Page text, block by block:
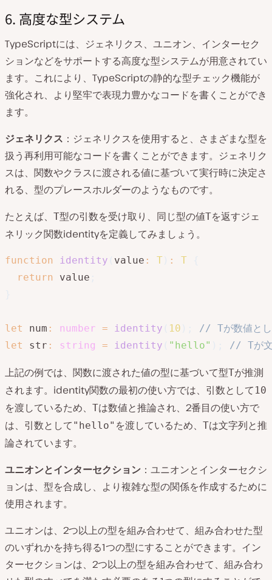
6. 高度な型システム
TypeScriptには、ジェネリクス、ユニオン、インターセク
ションなどをサポートする高度な型システムが用意されてい
ます。これにより、TypeScriptの静的な型チェック機能が
強化され、より堅牢で表現力豊かなコードを書くことができ
ます。
ジェネリクス ：ジェネリクスを使用すると、さまざまな型を
扱う再利用可能なコードを書くことができます。ジェネリク
スは、関数やクラスに渡される値に基づいて実行時に決定さ
れる、型のプレースホルダーのようなものです。
たとえば、 T型の引数を受け取り、同じ型の値Tを返すジェ
ネリック関数identityを定義してみましょう。
function identity value : T : T
return value
let num : number = identity 10
// Tが数値とし
let
str : string = identity "hello" // Tが文
上記の例では、関数に渡された値の型に基づいて型Tが推測
されます。identity関数の最初の使い方では、引数として 10
を渡しているため、 Tは数値と推論され、2番目の使い方で
は、引数として "hello" を渡しているため、 Tは文字列と推
論されています。
ユニオンとインターセクション ：ユニオンとインターセクシ
ョンは、型を合成し、より複雑な型の関係を作成するために
使用されます。
ユニオンは、2つ以上の型を組み合わせて、組み合わせた型
のいずれかを持ち得る1つの型にすることができます。イン
ターセクションは、2つ以上の型を組み合わせて、組み合わ